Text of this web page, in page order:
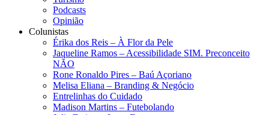
Podcasts
Opinião
Colunistas
Érika dos Reis​ – À Flor da Pele
Jaqueline Ramos – Acessibilidade SIM. Preconceito
NÃO
Rone Ronaldo Pires – Baú Açoriano
Melisa Eliana – Branding & Negócio
Entrelinhas do Cuidado
Madison Martins – Futebolando